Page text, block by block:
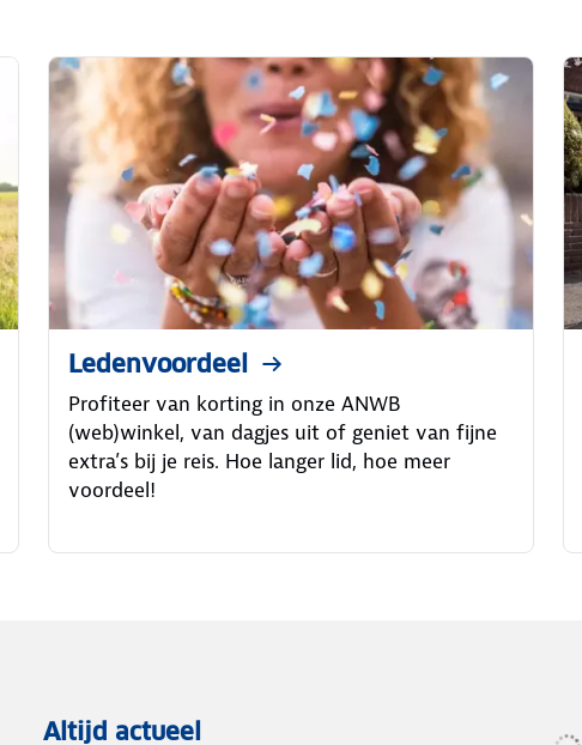
Ledenvoordeel
Profiteer van korting in onze ANWB
(web)winkel, van dagjes uit of geniet van fijne
extra’s bij je reis. Hoe langer lid, hoe meer
voordeel!
Altijd actueel